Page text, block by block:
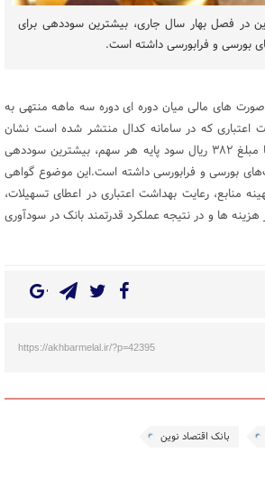
در فصل بهار سال جاری، بیشترین سوددهی برای
بورسی و فرابورسی داشته است.
های مالی میان دوره ای دوره سه ماهه منتهی به
موسسات اعتباری که در سامانه کدال منتشر شده است نشان
می ‌دهد بانک اقتصاد نوین با مبلغ ۳۸۲ ریال سود پایه هر سهم، بیشترین سوددهی
بورسی و فرابورسی داشته است.این موضوع گواهی
منابع، رعایت بهداشت اعتباری در اعطای تسهیلات،
هزینه ها و در نتیجه عملکرد قدرتمند بانک در سودآوری
https://akhbarmelal.ir/?p=42395
بانک اقتصاد نوین